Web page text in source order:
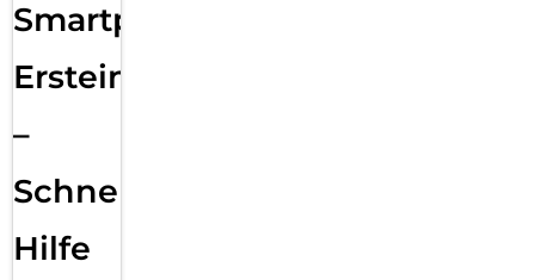
Smartphone
Ersteinrichtung
–
Schnelle
Hilfe